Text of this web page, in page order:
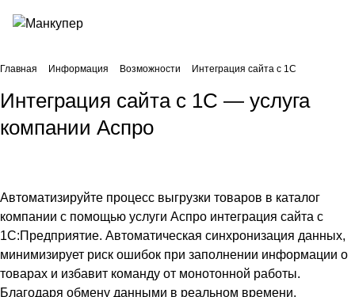
Главная Информация Возможности Интеграция сайта с 1С
Интеграция сайта с 1С — услуга
компании Аспро
Автоматизируйте процесс выгрузки товаров в каталог
компании с помощью услуги Аспро интеграция сайта с
1С:Предприятие. Автоматическая синхронизация данных,
минимизирует риск ошибок при заполнении информации о
товарах и избавит команду от монотонной работы.
Благодаря обмену данными в реальном времени,